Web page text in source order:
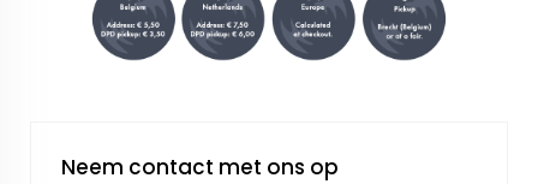
Neem contact met ons op